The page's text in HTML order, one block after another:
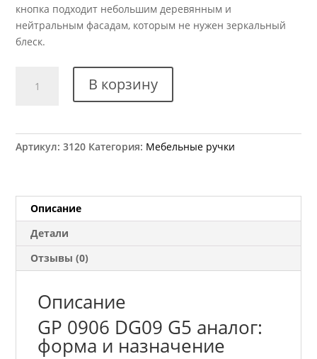
кнопка подходит небольшим деревянным и
нейтральным фасадам, которым не нужен зеркальный
блеск.
товара
0906
аналог
В корзину
Артикул:3120 Категория: Мебельные ручки
Описание
Детали
Отзывы (0)
Описание
GP 0906 DG09 G5 аналог:
форма и назначение